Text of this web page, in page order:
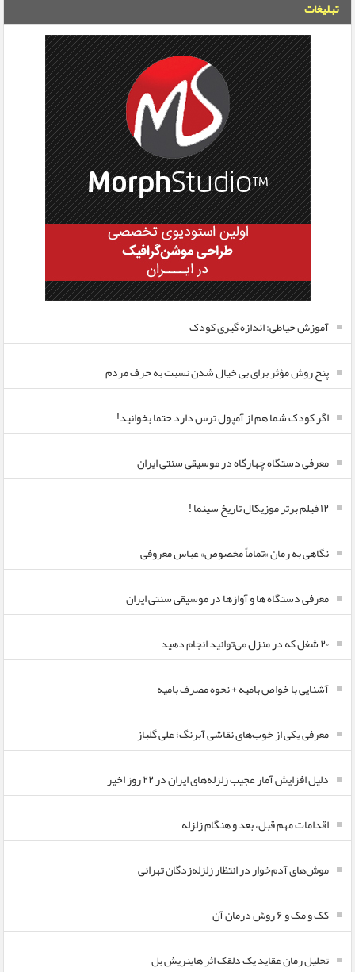
تبلیغات
آموزش خیاطی: اندازه گیری کودک
پنج روش مؤثر برای بی خیال شدن نسبت به حرف مردم
اگر کودک شما هم از آمپول ترس دارد حتما بخوانید!
معرفی دستگاه چهارگاه در موسیقی سنتی ایران
۱۲ فیلم برتر موزیکال تاریخ سینما !
نگاهی به رمان «تماماً مخصوص» عباس معروفی
معرفی دستگاه ها و آوازها در موسیقی سنتی ایران
۲۰ شغل که در منزل می‌توانید انجام دهید
آشنایی با خواص بامیه + نحوه مصرف بامیه
معرفی یکی از خوب‌های نقاشی آبرنگ؛ علی گلباز
دلیل افزایش آمار عجیب زلزله‌های ایران در ۲۲ روز اخیر
اقدامات مهم قبل، بعد و هنگام زلزله
موش‌های آدم‌خوار در انتظار زلزله‌زدگان تهرانی
کک و مک و ۶ روش درمان آن
تحلیل رمان عقاید یک دلقک اثر هاینریش بل